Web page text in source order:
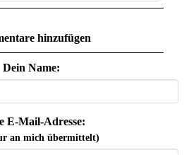
hinzufügen
Dein Name:
E-Mail-Adresse:
an mich übermittelt)